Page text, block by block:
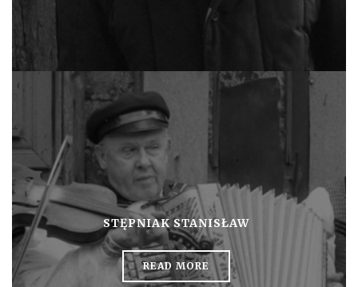
STĘPNIAK STANISŁAW
READ MORE